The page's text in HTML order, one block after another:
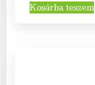
Kosárba teszem